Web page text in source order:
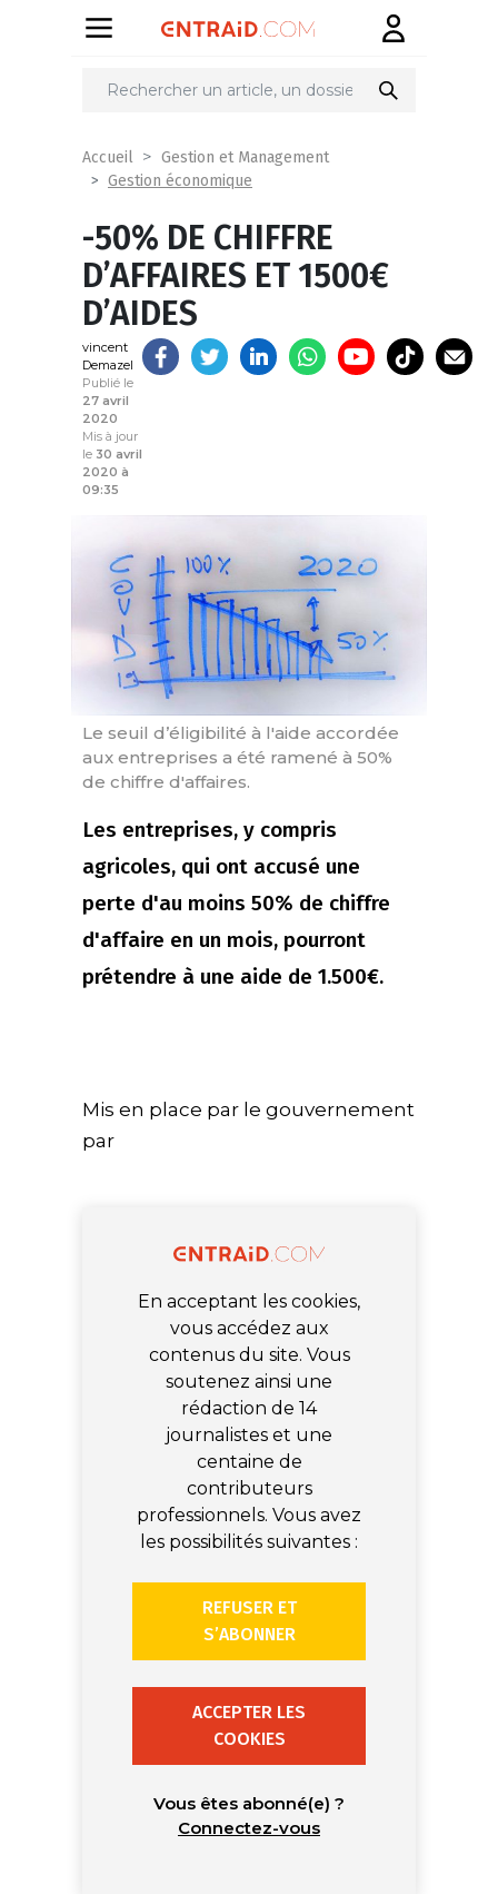
Partager
Accueil
Gestion et Management
Gestion économique
-50% DE CHIFFRE
D’AFFAIRES ET 1500€
D’AIDES
vincent
Demazel
Publié le
27 avril
2020
Mis à jour
le 30 avril
2020 à
09:35
Le seuil d’éligibilité à l'aide accordée
aux entreprises a été ramené à 50%
de chiffre d'affaires.
Les entreprises, y compris
agricoles, qui ont accusé une
perte d'au moins 50% de chiffre
d'affaire en un mois, pourront
prétendre à une aide de 1.500€.
Mis en place par le gouvernement
par
En acceptant les cookies,
vous accédez aux
contenus du site. Vous
soutenez ainsi une
rédaction de 14
journalistes et une
centaine de
contributeurs
professionnels. Vous avez
les possibilités suivantes :
REFUSER ET
S’ABONNER
ACCEPTER LES
COOKIES
Vous êtes abonné(e) ?
Connectez-vous